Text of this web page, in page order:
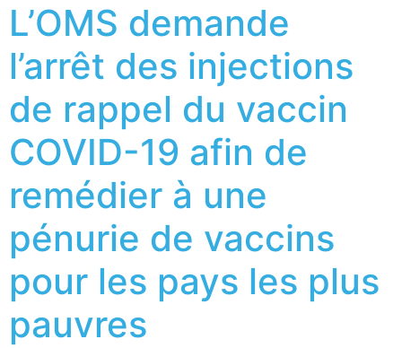
L’OMS demande
l’arrêt des injections
de rappel du vaccin
COVID-19 afin de
remédier à une
pénurie de vaccins
pour les pays les plus
pauvres